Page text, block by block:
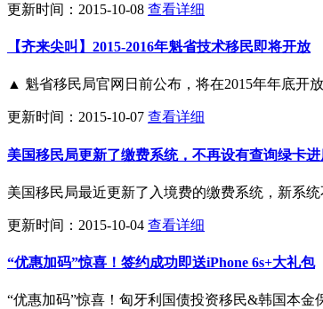
更新时间：2015-10-08 查看详细
【齐来尖叫】2015-2016年魁省技术移民即将开放
▲ 魁省移民局官网日前公布，将在2015年年底开
更新时间：2015-10-07 查看详细
美国移民局更新了缴费系统，不再设有查询绿卡
美国移民局最近更新了入境费的缴费系统，新系
更新时间：2015-10-04 查看详细
“优惠加码”惊喜！签约成功即送iPhone 6s+大礼包
“优惠加码”惊喜！匈牙利国债投资移民&韩国本金